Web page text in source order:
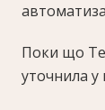
Поки що
уточнила у